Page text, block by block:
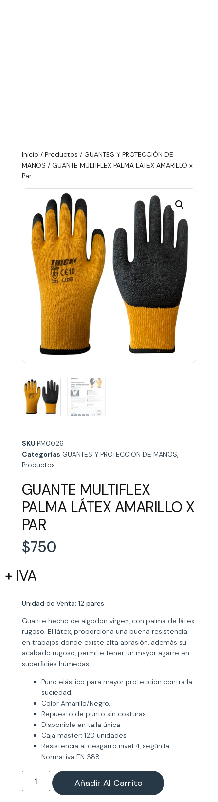
Inicio / Productos / GUANTES Y PROTECCIÓN DE
MANOS / GUANTE MULTIFLEX PALMA LÁTEX AMARILLO x
Par
SKU PM0026
Categorías GUANTES Y PROTECCIÓN DE MANOS,
Productos
GUANTE MULTIFLEX
PALMA LÁTEX AMARILLO X
PAR
$750
+ IVA
Unidad de Venta: 12 pares
Guante hecho de algodón virgen, con palma de látex
rugoso. El látex, proporciona una buena resistencia
en trabajos donde existe alta abrasión, además su
acabado rugoso, permite tener un mayor agarre en
superﬁcies húmedas.
Puño elástico para mayor protección contra la
suciedad.
Color Amarillo/Negro.
Repuesto de punto sin costuras
Disponible en talla única
Caja master: 120 unidades
Resistencia al desgarro nivel 4, según la
Normativa EN 388.
Añadir Al Carrito